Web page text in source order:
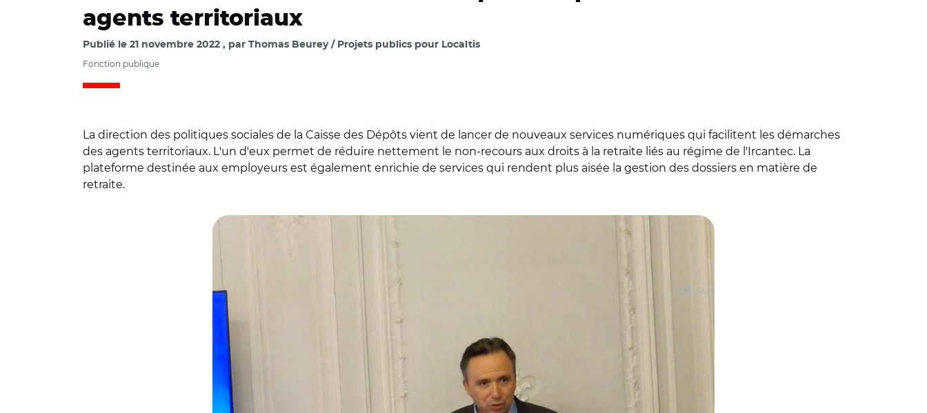
agents territoriaux
Publié le 21 novembre 2022 par Thomas Beurey / Projets publics pour Localtis
Fonction publique
La direction des politiques sociales de la Caisse des Dépôts vient de lancer de nouveaux services numériques qui facilitent les démarches
des agents territoriaux. L'un d'eux permet de réduire nettement le non-recours aux droits à la retraite liés au régime de l'Ircantec. La
plateforme destinée aux employeurs est également enrichie de services qui rendent plus aisée la gestion des dossiers en matière de
retraite.